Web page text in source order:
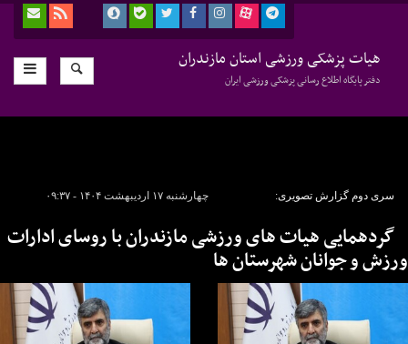
هیات پزشکی ورزشی استان مازندران
دفتر پایگاه اطلاع رسانی پزشکی ورزشی ایران
چهارشنبه ۱۷ اردیبهشت ۱۴۰۴ - ۰۹:۳۷ سری دوم گزارش تصویری:
گردهمایی هیات های ورزشی مازندران با روسای ادارات
ورزش و جوانان شهرستان ها